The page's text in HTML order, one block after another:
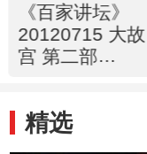
《百家讲坛》
20120715 大故
宫 第二部
精选